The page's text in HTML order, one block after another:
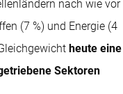
nach wie vor
(7 %) und Energie (4
heute eine
Sektoren